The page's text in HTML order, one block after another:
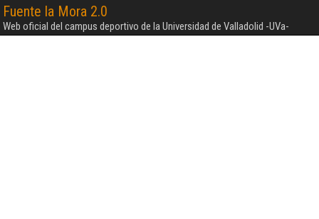
Fuente la Mora 2.0
Web oficial del campus deportivo de la Universidad de Valladolid -UVa-